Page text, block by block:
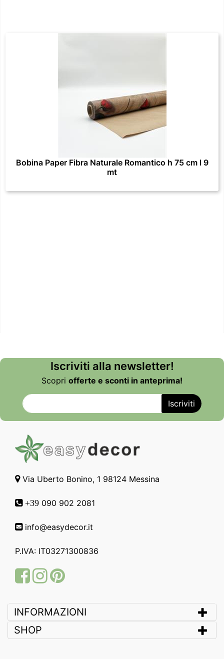
Bobina Paper Fibra Naturale Romantico h 75 cm l 9
mt
Iscriviti alla newsletter!
Scopri offerte e sconti in anteprima!
Via Uberto Bonino, 1 98124 Messina
+39 090 902 2081
info@easydecor.it
P.IVA: IT03271300836
FacebookInstagram
Pinterest
INFORMAZIONI
SHOP